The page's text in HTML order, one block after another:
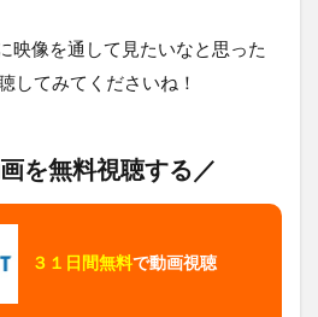
映像を通して見たいなと思った
してみてくださいね！
を無料視聴する／
３１日間無料で動画視聴